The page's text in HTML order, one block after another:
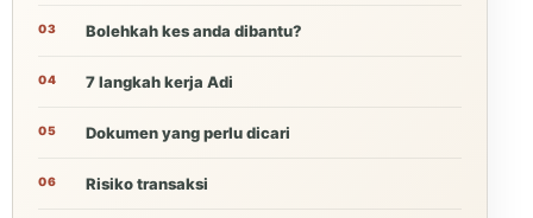
Bolehkah kes anda dibantu?
7 langkah kerja Adi
Dokumen yang perlu dicari
Risiko transaksi